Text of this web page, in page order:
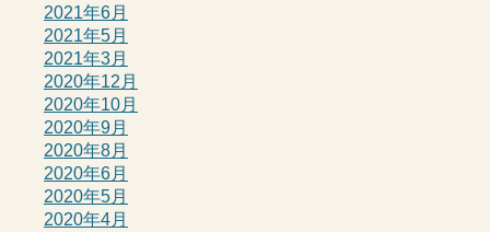
2021年6月
2021年5月
2021年3月
2020年12月
2020年10月
2020年9月
2020年8月
2020年6月
2020年5月
2020年4月